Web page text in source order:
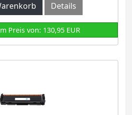
Details
Preis von: 130,95 EUR